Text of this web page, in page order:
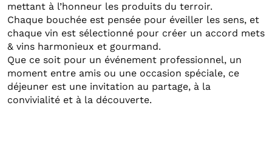
mettant à l’honneur les produits du terroir.
Chaque bouchée est pensée pour éveiller les sens, et
chaque vin est sélectionné pour créer un accord mets
& vins harmonieux et gourmand.
Que ce soit pour un événement professionnel, un
moment entre amis ou une occasion spéciale, ce
déjeuner est une invitation au partage, à la
convivialité et à la découverte.